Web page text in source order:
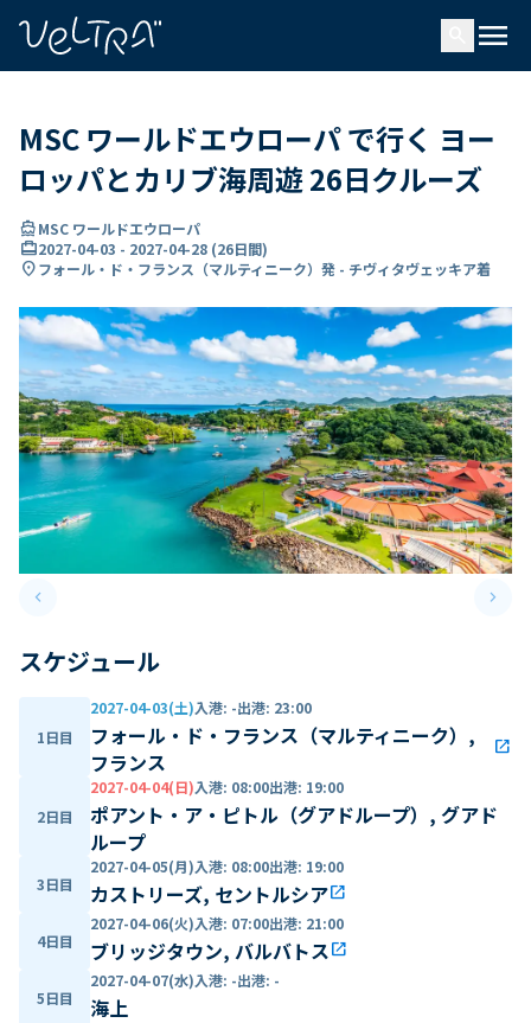
menu
MSC ワールドエウローパ で行く ヨー
ロッパとカリブ海周遊 26日クルーズ
directions_boatMSC ワールドエウローパ
card_travel2027-04-03 - 2027-04-28 (26日間)
location_onフォール・ド・フランス（マルティニーク）発 - チヴィタヴェッキア着
keyboard_arrow_leftPrevious slide keyboard_arrow_right
スケジュール
1日目
2027-04-03(土)入港: -出港: 23:00
フォール・ド・フランス（マルティニーク）,
フランス
open_in_new
2日目
2027-04-04(日)入港: 08:00出港: 19:00
ポアント・ア・ピトル（グアドループ）, グアド
ループ
3日目
2027-04-05(月)入港: 08:00出港: 19:00
カストリーズ, セントルシアopen_in_new
4日目
2027-04-06(火)入港: 07:00出港: 21:00
ブリッジタウン, バルバトスopen_in_new
5日目
2027-04-07(水)入港: -出港: -
海上